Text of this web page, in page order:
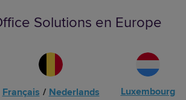
Solutions en Europe
Français / Nederlands Luxembourg